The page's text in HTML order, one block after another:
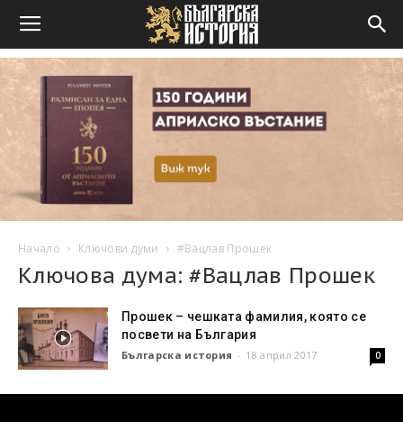
Начало Ключови думи #Вацлав Прошек
Ключова дума: #Вацлав Прошек
Прошек – чешката фамилия, която се
посвети на България
Българска история - 18 април 2017 0